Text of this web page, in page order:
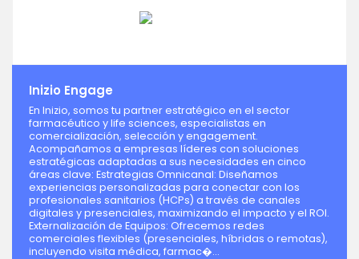
Inizio Engage
En Inizio, somos tu partner estratégico en el sector
farmacéutico y life sciences, especialistas en
comercialización, selección y engagement.
Acompañamos a empresas líderes con soluciones
estratégicas adaptadas a sus necesidades en cinco
áreas clave: Estrategias Omnicanal: Diseñamos
experiencias personalizadas para conectar con los
profesionales sanitarios (HCPs) a través de canales
digitales y presenciales, maximizando el impacto y el ROI.
Externalización de Equipos: Ofrecemos redes
comerciales flexibles (presenciales, híbridas o remotas),
incluyendo visita médica, farmac�...